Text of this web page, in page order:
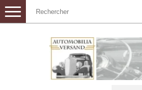
Toggle
navigation